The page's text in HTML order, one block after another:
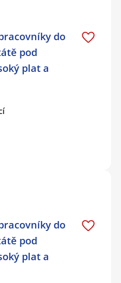
do
pod
plat a
do
pod
plat a